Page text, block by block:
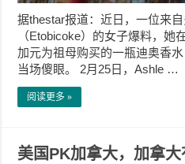
据thestar报道：近日，一位来
（Etobicoke）的女子爆料，她
加元为祖母购买的一瓶迪奥香
当场傻眼。 2月25日，Ashle …
阅读更多 »
美国PK加拿大，加拿